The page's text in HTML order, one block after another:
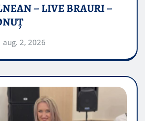
– LIVE BRAURI –
aug. 2, 2026